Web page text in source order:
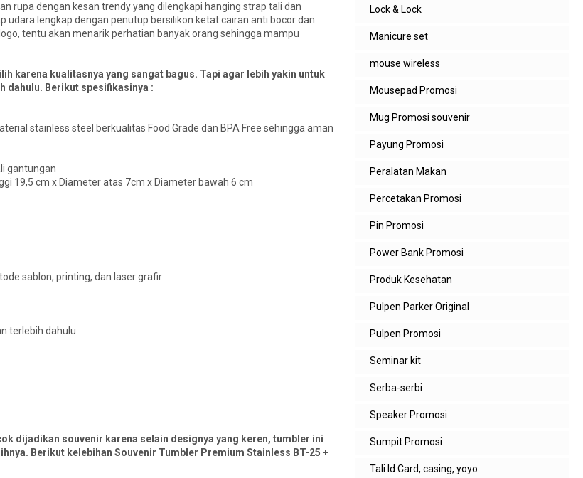
rupa dengan kesan trendy yang dilengkapi hanging strap tali dan
lengkap dengan penutup bersilikon ketat cairan anti bocor dan
tentu akan menarik perhatian banyak orang sehingga mampu
karena kualitasnya yang sangat bagus. Tapi agar lebih yakin untuk
dahulu. Berikut spesifikasinya :
stainless steel berkualitas Food Grade dan BPA Free sehingga aman
gantungan
19,5 cm x Diameter atas 7cm x Diameter bawah 6 cm
sablon, printing, dan laser grafir
terlebih dahulu.
dijadikan souvenir karena selain designya yang keren, tumbler ini
Berikut kelebihan Souvenir Tumbler Premium Stainless BT-25 +
Lock & Lock
Manicure set
mouse wireless
Mousepad Promosi
Mug Promosi souvenir
Payung Promosi
Peralatan Makan
Percetakan Promosi
Pin Promosi
Power Bank Promosi
Produk Kesehatan
Pulpen Parker Original
Pulpen Promosi
Seminar kit
Serba-serbi
Speaker Promosi
Sumpit Promosi
Tali Id Card, casing, yoyo